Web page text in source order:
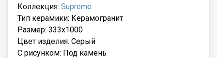
Коллекция: Supreme
Тип керамики: Керамогранит
Размер: 333x1000
Цвет изделия: Серый
С рисунком: Под камень